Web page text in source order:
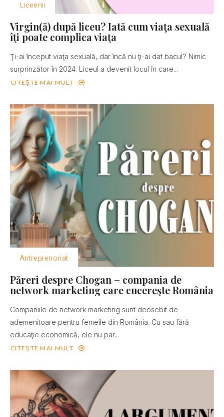
Liceenii
Virgin(ă) după liceu? Iată cum viaţa sexuală
îţi poate complica viaţa
Ţi-ai început viaţa sexuală, dar încă nu ţi-ai dat bacul? Nimic
surprinzător în 2024. Liceul a devenit locul în care...
CITEȘTE MAI MULT
Antreprenoriat
Păreri despre Chogan – compania de
network marketing care cucereşte România
Companiile de network marketing sunt deosebit de
ademenitoare pentru femeile din România. Cu sau fără
educaţie economică, ele nu par...
CITEȘTE MAI MULT